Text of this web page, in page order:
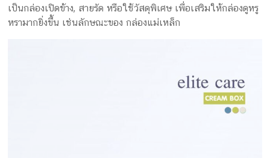
เป็นกล่องเปิดข้าง, สายรัด หรือใช้วัสดุพิเศษ เพื่อเสริมให้กล่องดูหรู
หรามากยิ่งขึ้น เช่นลักษณะของ กล่องแม่เหล็ก